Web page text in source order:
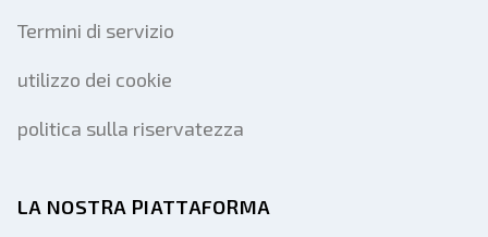
Termini di servizio
utilizzo dei cookie
politica sulla riservatezza
LA NOSTRA PIATTAFORMA